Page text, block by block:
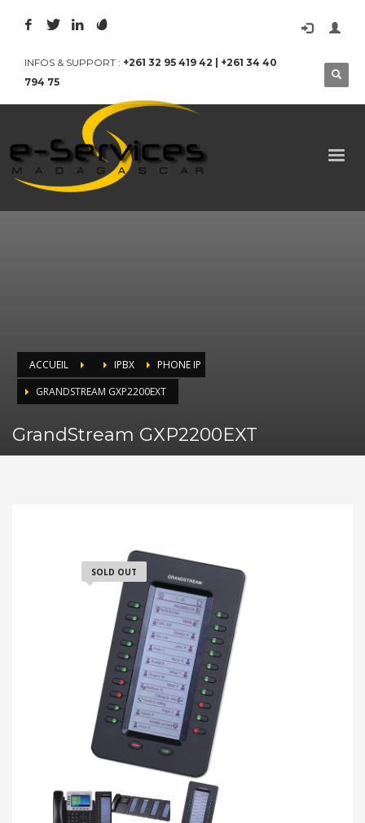
INFOS & SUPPORT : +261 32 95 419 42 | +261 34 40
794 75
ACCUEIL IPBX
PHONE IP
GRANDSTREAM GXP2200EXT
GrandStream GXP2200EXT
SOLD OUT